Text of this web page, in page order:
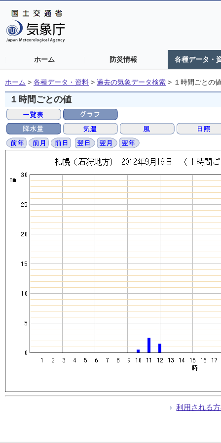
ホーム 防災情報 各種データ・
ホーム > 各種データ・資料 > 過去の気象データ検索 > １時間ごとの
１時間ごとの値
利用される